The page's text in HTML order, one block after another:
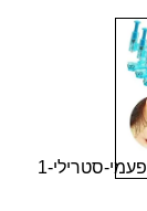
סטרילי-1